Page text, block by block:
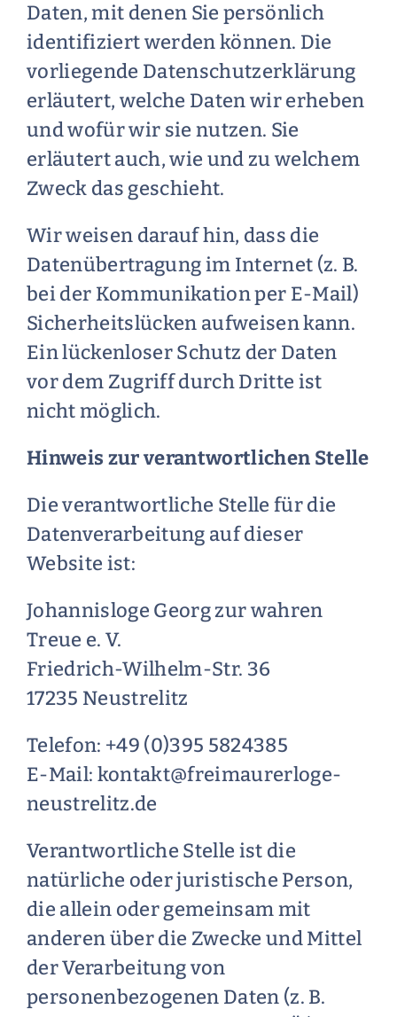
Daten, mit denen Sie persönlich
identifiziert werden können. Die
vorliegende Datenschutzerklärung
erläutert, welche Daten wir erheben
und wofür wir sie nutzen. Sie
erläutert auch, wie und zu welchem
Zweck das geschieht.
Wir weisen darauf hin, dass die
Datenübertragung im Internet (z. B.
bei der Kommunikation per E-Mail)
Sicherheitslücken aufweisen kann.
Ein lückenloser Schutz der Daten
vor dem Zugriff durch Dritte ist
nicht möglich.
Hinweis zur verantwortlichen Stelle
Die verantwortliche Stelle für die
Datenverarbeitung auf dieser
Website ist:
Johannisloge Georg zur wahren
Treue e. V.
Friedrich-Wilhelm-Str. 36
17235 Neustrelitz
Telefon: +49 (0)395 5824385
E-Mail: kontakt@freimaurerloge-
neustrelitz.de
Verantwortliche Stelle ist die
natürliche oder juristische Person,
die allein oder gemeinsam mit
anderen über die Zwecke und Mittel
der Verarbeitung von
personenbezogenen Daten (z. B.